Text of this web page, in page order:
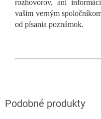
rozhovorov, ani
vašim verným
od písania poznámok.